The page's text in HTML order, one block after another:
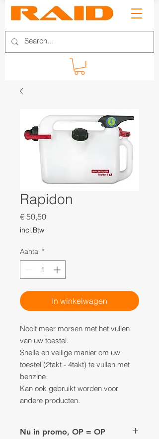
Rapidon
€ 50,50Prijs
incl.Btw
Aantal *
In winkelwagen
Nooit meer morsen met het vullen
van uw toestel.
Snelle en veilige manier om uw
toestel (2takt - 4takt) te vullen met
benzine.
Kan ook gebruikt worden voor
andere producten.
Nu in promo, OP = OP